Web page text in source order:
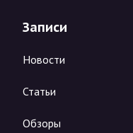
Записи
Новости
Статьи
Обзоры